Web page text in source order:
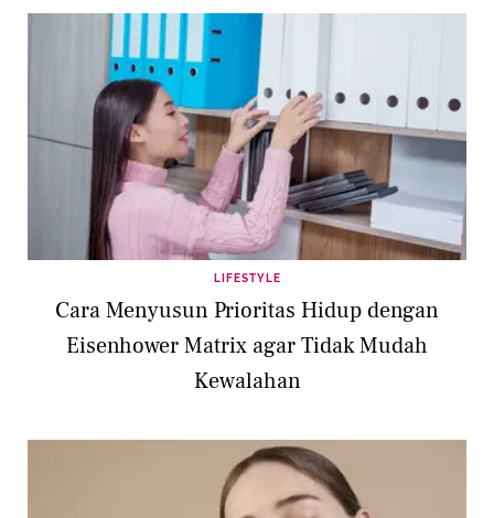
LIFESTYLE
Cara Menyusun Prioritas Hidup dengan
Eisenhower Matrix agar Tidak Mudah
Kewalahan